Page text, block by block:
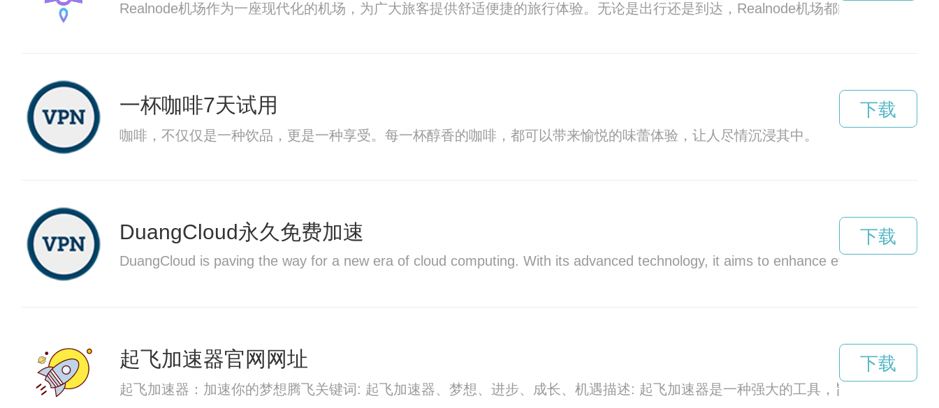
Realnode机场作为一座现代化的机场，为广大旅客提供舒适便捷的旅行体验。无论是出行还是到达，Realnode机场都能让您感受到
一杯咖啡7天试用
咖啡，不仅仅是一种饮品，更是一种享受。每一杯醇香的咖啡，都可以带来愉悦的味蕾体验，让人尽情沉浸其中。
下载
DuangCloud永久免费加速
DuangCloud is paving the way for a new era of cloud computing. With its advanced technology, it aims to enhance efficiency and
下载
起飞加速器官网网址
起飞加速器：加速你的梦想腾飞关键词: 起飞加速器、梦想、进步、成长、机遇描述: 起飞加速器是一种强大的工具，旨在帮助个
下载